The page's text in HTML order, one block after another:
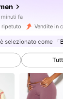
fa
ripetuto Vendite in
selezionato come